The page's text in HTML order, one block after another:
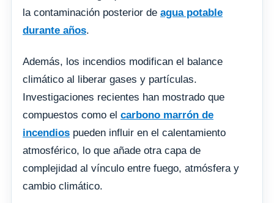
la contaminación posterior de agua potable
durante años.
Además, los incendios modifican el balance
climático al liberar gases y partículas.
Investigaciones recientes han mostrado que
compuestos como el carbono marrón de
incendios pueden influir en el calentamiento
atmosférico, lo que añade otra capa de
complejidad al vínculo entre fuego, atmósfera y
cambio climático.